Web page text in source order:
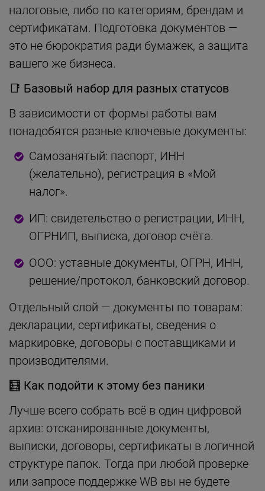
налоговые, либо по категориям, брендам и
сертификатам. Подготовка документов —
это не бюрократия ради бумажек, а защита
вашего же бизнеса.
📑 Базовый набор для разных статусов
В зависимости от формы работы вам
понадобятся разные ключевые документы:
Самозанятый: паспорт, ИНН
(желательно), регистрация в «Мой
налог».
ИП: свидетельство о регистрации, ИНН,
ОГРНИП, выписка, договор счёта.
ООО: уставные документы, ОГРН, ИНН,
решение/протокол, банковский договор.
Отдельный слой — документы по товарам:
декларации, сертификаты, сведения о
маркировке, договоры с поставщиками и
производителями.
🧮 Как подойти к этому без паники
Лучше всего собрать всё в один цифровой
архив: отсканированные документы,
выписки, договоры, сертификаты в логичной
структуре папок. Тогда при любой проверке
или запросе поддержке WB вы не будете